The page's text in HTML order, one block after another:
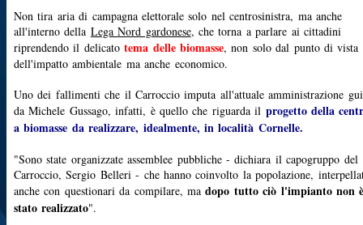
Non tira aria di campagna elettorale solo nel centrosinistra, ma anche
all'interno della Lega Nord gardonese, che torna a parlare ai cittadini
riprendendo il delicatotema delle biomasse, non solo dal punto di vista
dell'impatto ambientale ma anche economico.
Uno dei fallimenti che il Carroccio imputa all'attuale amministrazione
da Michele Gussago, infatti, è quello che riguarda il progetto della
a biomasse da realizzare, idealmente, in località Cornelle.
"Sono state organizzate assemblee pubbliche - dichiara il capogruppo del
Carroccio, Sergio Belleri - che hanno coinvolto la popolazione,
anche con questionari da compilare, ma dopo tutto ciò l'impianto non
stato realizzato".